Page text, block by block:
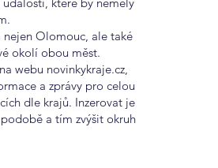
Olomouc, ale také
okolí obou měst.
webu novinkykraje.cz,
a zprávy pro celou
dle krajů. Inzerovat je
a tím zvýšit okruh